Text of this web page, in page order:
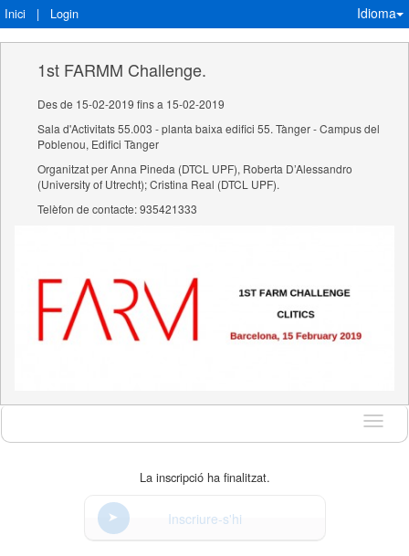
Inici | Login Idioma
1st FARMM Challenge.
Des de 15-02-2019 fins a 15-02-2019
Sala d'Activitats 55.003 - planta baixa edifici 55. Tànger - Campus del
Poblenou, Edifici Tànger
Organitzat per Anna Pineda (DTCL UPF), Roberta D’Alessandro
(University of Utrecht); Cristina Real (DTCL UPF).
Telèfon de contacte: 935421333
Idioma
La inscripció ha finalitzat.
Inscriure-s'hi